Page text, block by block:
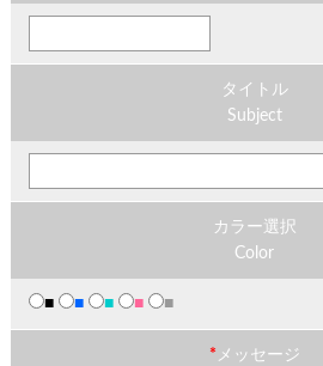
タイトル
Subject
カラー選択
Color
■ ■ ■ ■ ■
* メッセージ